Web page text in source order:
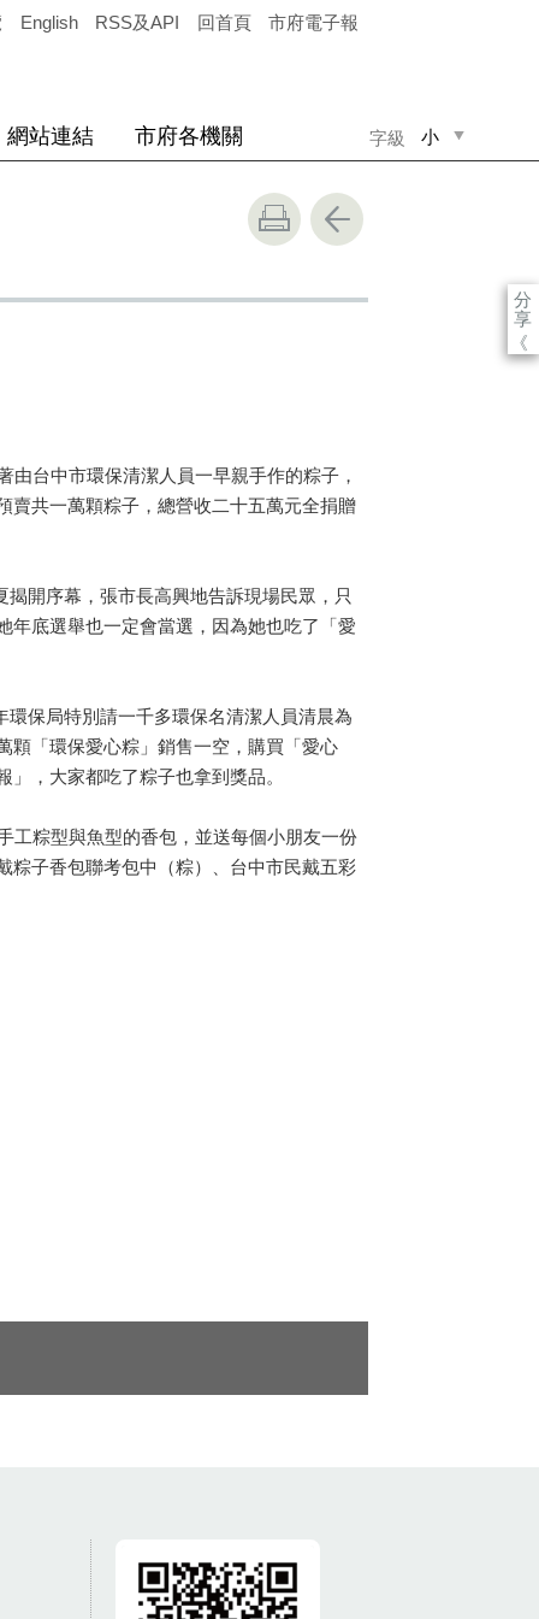
English RSS及API 回首頁 市府電子報
字級 小
網站連結 市府各機關
分
享
《
台中市環保清潔人員一早親手作的粽子，
賣共一萬顆粽子，總營收二十五萬元全捐贈
開序幕，張市長高興地告訴現場民眾，只
年底選舉也一定會當選，因為她也吃了「愛
保局特別請一千多環保名清潔人員清晨為
顆「環保愛心粽」銷售一空，購買「愛心
，大家都吃了粽子也拿到獎品。
粽型與魚型的香包，並送每個小朋友一份
粽子香包聯考包中（粽）、台中市民戴五彩